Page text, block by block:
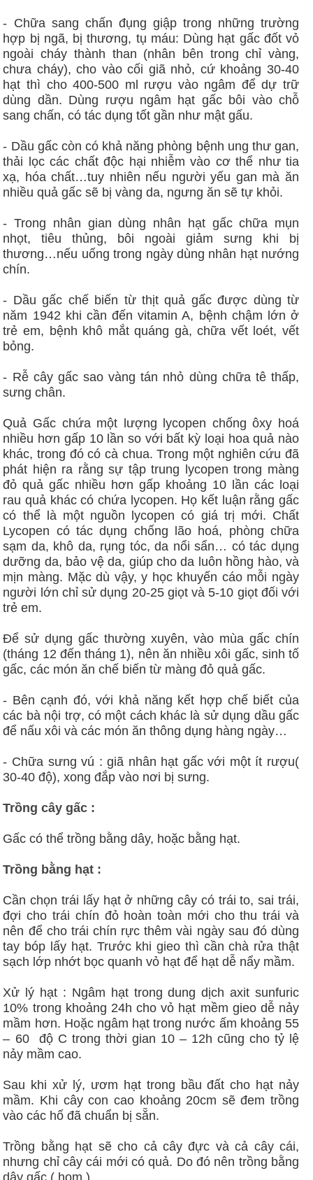
- Chữa sang chấn đụng giập trong những trường
hợp bị ngã, bị thương, tụ máu: Dùng hạt gấc đốt vỏ
ngoài cháy thành than (nhân bên trong chỉ vàng,
chưa cháy), cho vào cối giã nhỏ, cứ khoảng 30-40
hạt thì cho 400-500 ml rượu vào ngâm để dự trữ
dùng dần. Dùng rượu ngâm hạt gấc bôi vào chỗ
sang chấn, có tác dụng tốt gần như mật gấu.
- Dầu gấc còn có khả năng phòng bệnh ung thư gan,
thải lọc các chất độc hại nhiễm vào cơ thể như tia
xạ, hóa chất…tuy nhiên nếu người yếu gan mà ăn
nhiều quả gấc sẽ bị vàng da, ngưng ăn sẽ tự khỏi.
- Trong nhân gian dùng nhân hạt gấc chữa mụn
nhọt, tiêu thủng, bôi ngoài giảm sưng khi bị
thương…nếu uống trong ngày dùng nhân hạt nướng
chín.
- Dầu gấc chế biến từ thịt quả gấc được dùng từ
năm 1942 khi cần đến vitamin A, bệnh chậm lớn ở
trẻ em, bệnh khô mắt quáng gà, chữa vết loét, vết
bỏng.
- Rễ cây gấc sao vàng tán nhỏ dùng chữa tê thấp,
sưng chân.
Quả Gấc chứa một lượng lycopen chống ôxy hoá
nhiều hơn gấp 10 lần so với bất kỳ loại hoa quả nào
khác, trong đó có cà chua. Trong một nghiên cứu đã
phát hiện ra rằng sự tập trung lycopen trong màng
đỏ quả gấc nhiều hơn gấp khoảng 10 lần các loại
rau quả khác có chứa lycopen. Họ kết luận rằng gấc
có thể là một nguồn lycopen có giá trị mới. Chất
Lycopen có tác dụng chống lão hoá, phòng chữa
sạm da, khô da, rụng tóc, da nổi sẩn… có tác dụng
dưỡng da, bảo vệ da, giúp cho da luôn hồng hào, và
mịn màng. Mặc dù vậy, y học khuyến cáo mỗi ngày
người lớn chỉ sử dụng 20-25 giọt và 5-10 giọt đối với
trẻ em.
Để sử dụng gấc thường xuyên, vào mùa gấc chín
(tháng 12 đến tháng 1), nên ăn nhiều xôi gấc, sinh tố
gấc, các món ăn chế biến từ màng đỏ quả gấc.
- Bên cạnh đó, với khả năng kết hợp chế biết của
các bà nội trợ, có một cách khác là sử dụng dầu gấc
để nấu xôi và các món ăn thông dụng hàng ngày…
- Chữa sưng vú : giã nhân hạt gấc với một ít rượu(
30-40 độ), xong đắp vào nơi bị sưng.
Trồng cây gấc :
​Gấc có thể trồng bằng dây, hoặc bằng hạt.
Trồng bằng hạt :
Cần chọn trái lấy hạt ở những cây có trái to, sai trái,
đợi cho trái chín đỏ hoàn toàn mới cho thu trái và
nên để cho trái chín rực thêm vài ngày sau đó dùng
tay bóp lấy hạt. Trước khi gieo thì cần chà rửa thật
sạch lớp nhớt bọc quanh vỏ hạt để hạt dễ nẩy mầm.
Xử lý hạt : Ngâm hạt trong dung dịch axit sunfuric
10% trong khoảng 24h cho vỏ hạt mềm gieo dễ nảy
mầm hơn. Hoặc ngâm hạt trong nước ấm khoảng 55
– 60 độ C trong thời gian 10 – 12h cũng cho tỷ lệ
nảy mầm cao.
Sau khi xử lý, ươm hạt trong bầu đất cho hạt nảy
mầm. Khi cây con cao khoảng 20cm sẽ đem trồng
vào các hố đã chuẩn bị sẵn.
Trồng bằng hạt sẽ cho cả cây đực và cả cây cái,
nhưng chỉ cây cái mới có quả. Do đó nên trồng bằng
dây gấc ( hom ).